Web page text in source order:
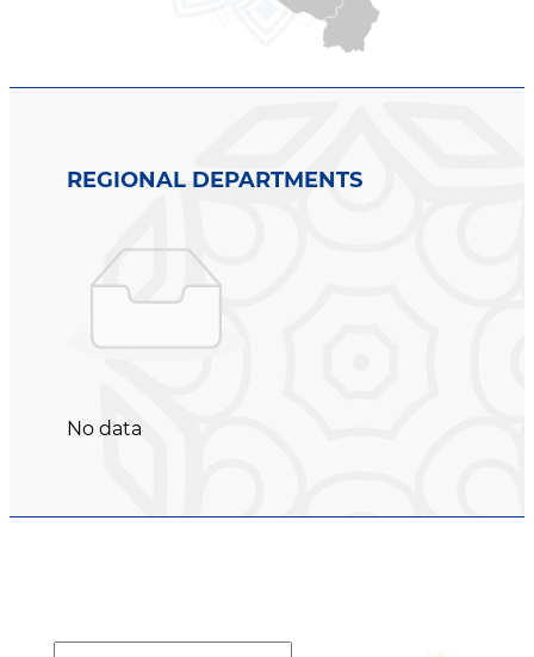
REGIONAL DEPARTMENTS
No data